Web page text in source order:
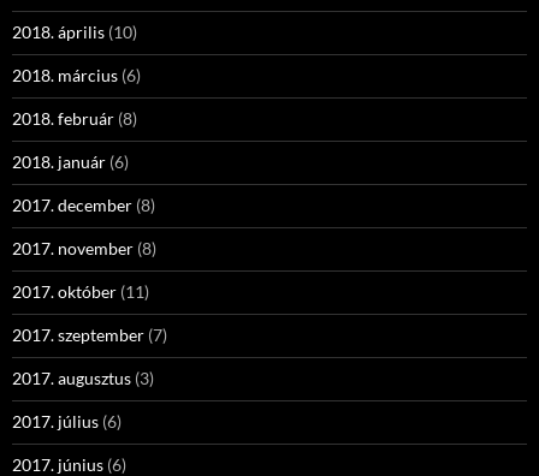
2018. április (10)
2018. március (6)
2018. február (8)
2018. január (6)
2017. december (8)
2017. november (8)
2017. október (11)
2017. szeptember (7)
2017. augusztus (3)
2017. július (6)
2017. június (6)